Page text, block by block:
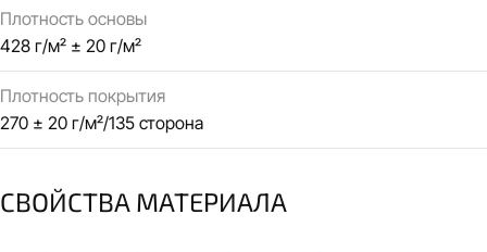
Плотность основы
428 г/м² ± 20 г/м²
Плотность покрытия
270 ± 20 г/м²/135 сторона
СВОЙСТВА МАТЕРИАЛА